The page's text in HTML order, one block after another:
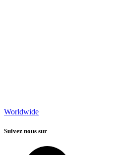
Worldwide
Suivez nous sur